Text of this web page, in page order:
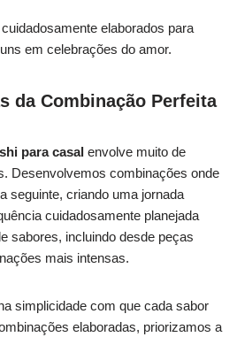
elaborados para
em celebrações do amor.
da Combinação Perfeita
para casal envolve muito de
Desenvolvemos combinações onde
seguinte, criando uma jornada
cuidadosamente planejada
sabores, incluindo desde peças
mais intensas.
simplicidade com que cada sabor
elaboradas, priorizamos a